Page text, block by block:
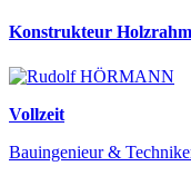
Konstrukteur
Vollzeit
Bauingenieur &